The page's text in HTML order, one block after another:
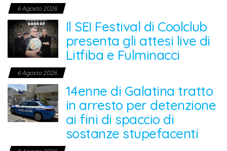
6 Agosto 2026
Il SEI Festival di Coolclub
presenta gli attesi live di
Litfiba e Fulminacci
6 Agosto 2026
14enne di Galatina tratto
in arresto per detenzione
ai fini di spaccio di
sostanze stupefacenti